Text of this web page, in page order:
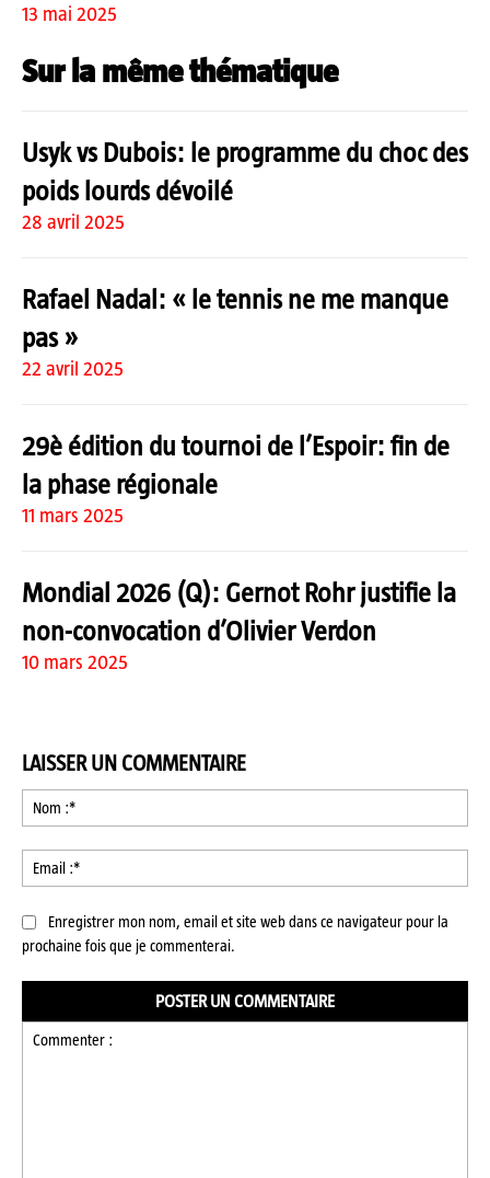
13 mai 2025
Sur la même thématique
Usyk vs Dubois: le programme du choc des
poids lourds dévoilé
28 avril 2025
Rafael Nadal: « le tennis ne me manque
pas »
22 avril 2025
29è édition du tournoi de l’Espoir: fin de
la phase régionale
11 mars 2025
Mondial 2026 (Q): Gernot Rohr justifie la
non-convocation d’Olivier Verdon
10 mars 2025
LAISSER UN COMMENTAIRE
Enregistrer mon nom, email et site web dans ce navigateur pour la
prochaine fois que je commenterai.